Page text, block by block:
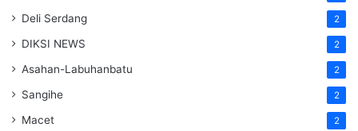
Deli Serdang 2
DIKSI NEWS 2
Asahan-Labuhanbatu 2
Sangihe 2
Macet 2